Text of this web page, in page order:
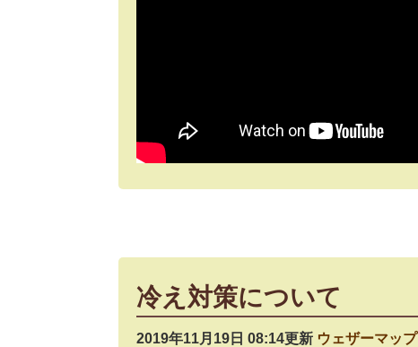
冷え対策について
2019年11月19日 08:14更新 ウェザーマップ